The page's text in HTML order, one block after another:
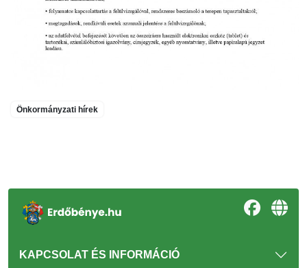
Önkormányzati hírek
KAPCSOLAT ÉS INFORMÁCIÓ